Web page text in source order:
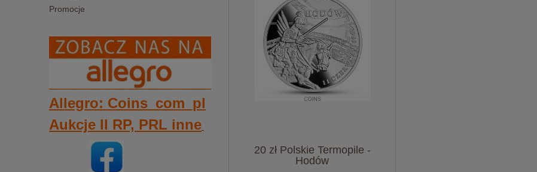
Promocje
Allegro: Coins_com_pl
Aukcje II RP, PRL inne
20 zł Polskie Termopile -
Hodów